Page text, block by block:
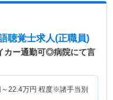
聴覚士求人(正職員)
カー通勤可◎病院にて言
22.4万円 程度※諸手当別